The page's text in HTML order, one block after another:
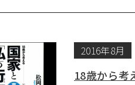
2016年8月
18歳から考